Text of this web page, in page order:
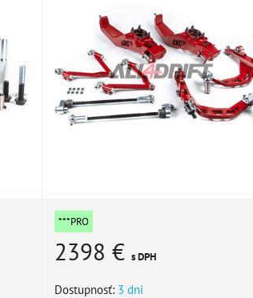
***PRO
2398 € s DPH
Dostupnosť: 3 dni